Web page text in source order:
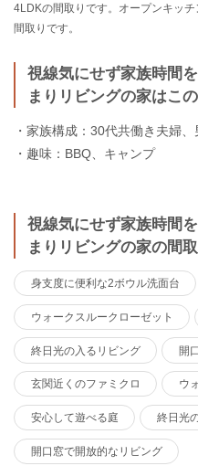
4LDKの間取りです。オープンキッ
間取りです。
視線気にせず家族時間
まりリビングの家はこ
・家族構成：30代共働き夫婦
・趣味：BBQ、キャンプ
視線気にせず家族時間
まりリビングの家の間
身支度に便利な2ボウル洗面台
ウォークスルークローゼット
終日光の入るリビング 開
玄関近くのファミクロ ウ
安心して遊べる庭 終日光
開口窓で開放的なリビング